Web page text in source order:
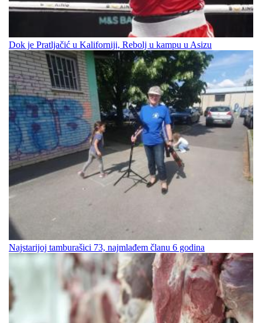
Dok je Pratljačić u Kaliforniji, Rebolj u kampu u Asizu
Najstarijoj tamburašici 73, najmlađem članu 6 godina